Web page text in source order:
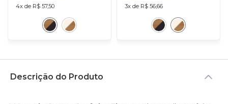
4x de R$ 57,50 3x de R$ 56,66
Descrição do Produto